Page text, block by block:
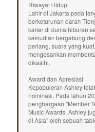
Riwayat Hidup
Lahir di Jakarta pada
berketurunan darah
karier di dunia hiburan
kemudian bergabung
periang, suara yang
mengesankan
dikasihi.
Award dan Apresiasi
Kepopuleran Ashley
nominasi. Pada tahun
penghargaan "Member
Music Awards. Ashley
di Asia" oleh sebuah